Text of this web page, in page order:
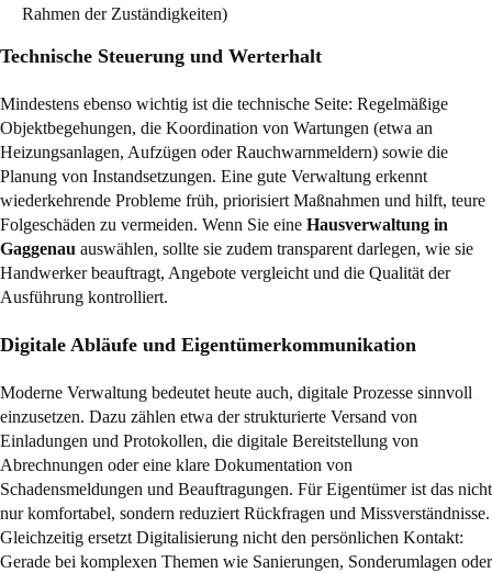
Rahmen der Zuständigkeiten)
Technische Steuerung und Werterhalt
Mindestens ebenso wichtig ist die technische Seite: Regelmäßige
Objektbegehungen, die Koordination von Wartungen (etwa an
Heizungsanlagen, Aufzügen oder Rauchwarnmeldern) sowie die
Planung von Instandsetzungen. Eine gute Verwaltung erkennt
wiederkehrende Probleme früh, priorisiert Maßnahmen und hilft, teure
Folgeschäden zu vermeiden. Wenn Sie eine Hausverwaltung in
Gaggenau auswählen, sollte sie zudem transparent darlegen, wie sie
Handwerker beauftragt, Angebote vergleicht und die Qualität der
Ausführung kontrolliert.
Digitale Abläufe und Eigentümerkommunikation
Moderne Verwaltung bedeutet heute auch, digitale Prozesse sinnvoll
einzusetzen. Dazu zählen etwa der strukturierte Versand von
Einladungen und Protokollen, die digitale Bereitstellung von
Abrechnungen oder eine klare Dokumentation von
Schadensmeldungen und Beauftragungen. Für Eigentümer ist das nicht
nur komfortabel, sondern reduziert Rückfragen und Missverständnisse.
Gleichzeitig ersetzt Digitalisierung nicht den persönlichen Kontakt:
Gerade bei komplexen Themen wie Sanierungen, Sonderumlagen oder